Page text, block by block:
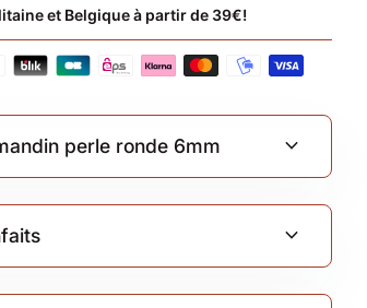
et Belgique à partir de 39€!
perle ronde 6mm expand_more
expand_more